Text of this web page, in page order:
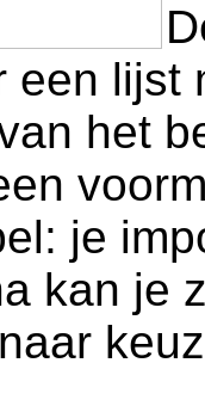
een lijst
het
je
kan je